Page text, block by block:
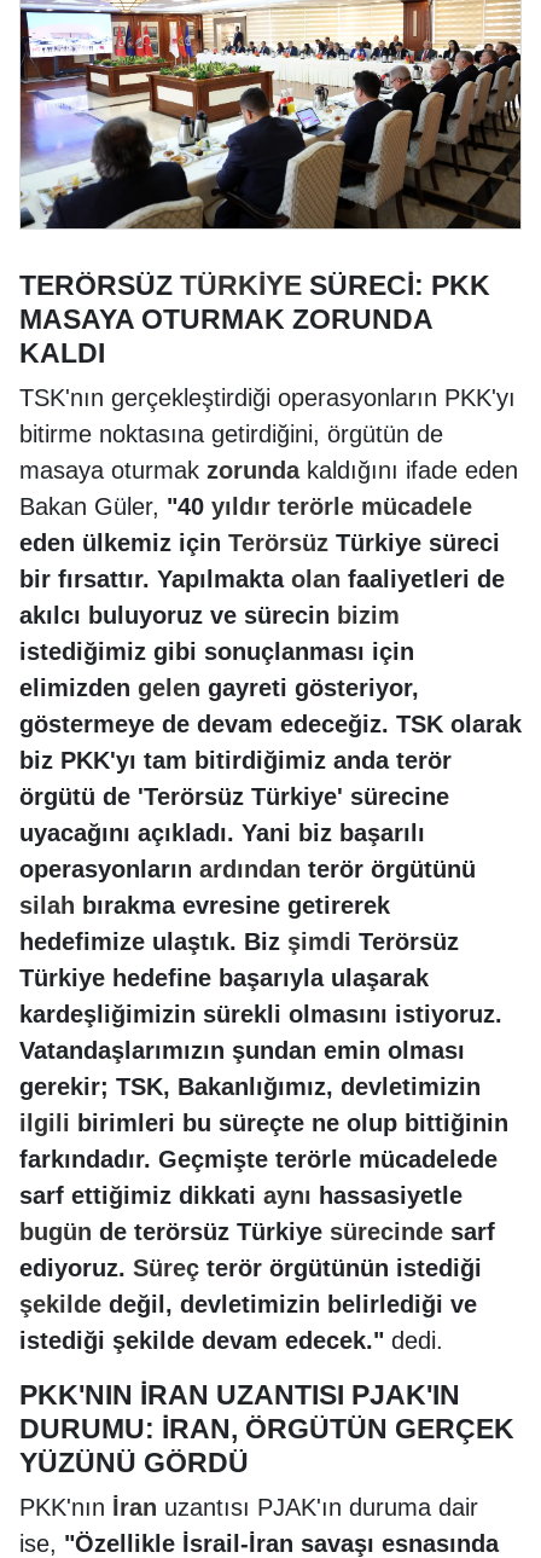
TERÖRSÜZ TÜRKİYE SÜRECİ: PKK
MASAYA OTURMAK ZORUNDA
KALDI
TSK'nın gerçekleştirdiği operasyonların PKK'yı
bitirme noktasına getirdiğini, örgütün de
masaya oturmak zorundakaldığını ifade eden
Bakan Güler, "40 yıldır terörle mücadele
eden ülkemiz için Terörsüz Türkiye süreci
bir fırsattır. Yapılmakta olan faaliyetleri de
akılcı buluyoruz ve sürecin bizim
istediğimiz gibi sonuçlanması için
elimizden gelen gayreti gösteriyor,
göstermeye de devam edeceğiz. TSK olarak
biz PKK'yı tam bitirdiğimiz anda terör
örgütü de 'Terörsüz Türkiye' sürecine
uyacağını açıkladı. Yani biz başarılı
operasyonların ardından terör örgütünü
silah bırakma evresine getirerek
hedefimize ulaştık. Biz şimdi Terörsüz
Türkiye hedefine başarıyla ulaşarak
kardeşliğimizin sürekli olmasını istiyoruz.
Vatandaşlarımızın şundan emin olması
gerekir; TSK, Bakanlığımız, devletimizin
ilgili birimleri bu süreçte ne olup bittiğinin
farkındadır. Geçmişte terörle mücadelede
sarf ettiğimiz dikkati aynı hassasiyetle
bugün de terörsüz Türkiye sürecinde sarf
ediyoruz. Süreç terör örgütünün istediği
şekilde değil, devletimizin belirlediği ve
istediği şekilde devam edecek." dedi.
PKK'NIN İRAN UZANTISI PJAK'IN
DURUMU: İRAN, ÖRGÜTÜN GERÇEK
YÜZÜNÜ GÖRDÜ
PKK'nın İran uzantısı PJAK'ın duruma dair
ise, "Özellikle İsrail-İran savaşı esnasında